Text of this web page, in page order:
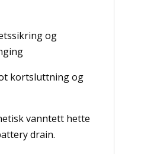
og
kortsluttning og
vanntett hette
drain.